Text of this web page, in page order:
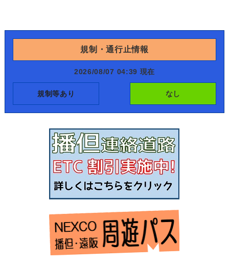
規制・通行止情報
2026/08/07 04:39 現在
規制等あり なし